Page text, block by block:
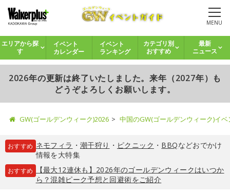
MENU
エリアから探
す
イベント
カレンダー
イベント
ランキング
カテゴリ別
おすすめ
最新
ニュース
2026年の更新は終了いたしました。来年（2027年）も
どうぞよろしくお願いします。
GW(ゴールデンウィーク)2026 中国のGW(ゴールデンウィーク)イ
おすすめ ネモフィラ ・ 潮干狩り ・ ピクニック ・ BBQなどおでかけ
情報を大特集
おすすめ
【最大12連休も】2026年のゴールデンウィークはいつか
ら？混雑ピーク予想と回避術をご紹介